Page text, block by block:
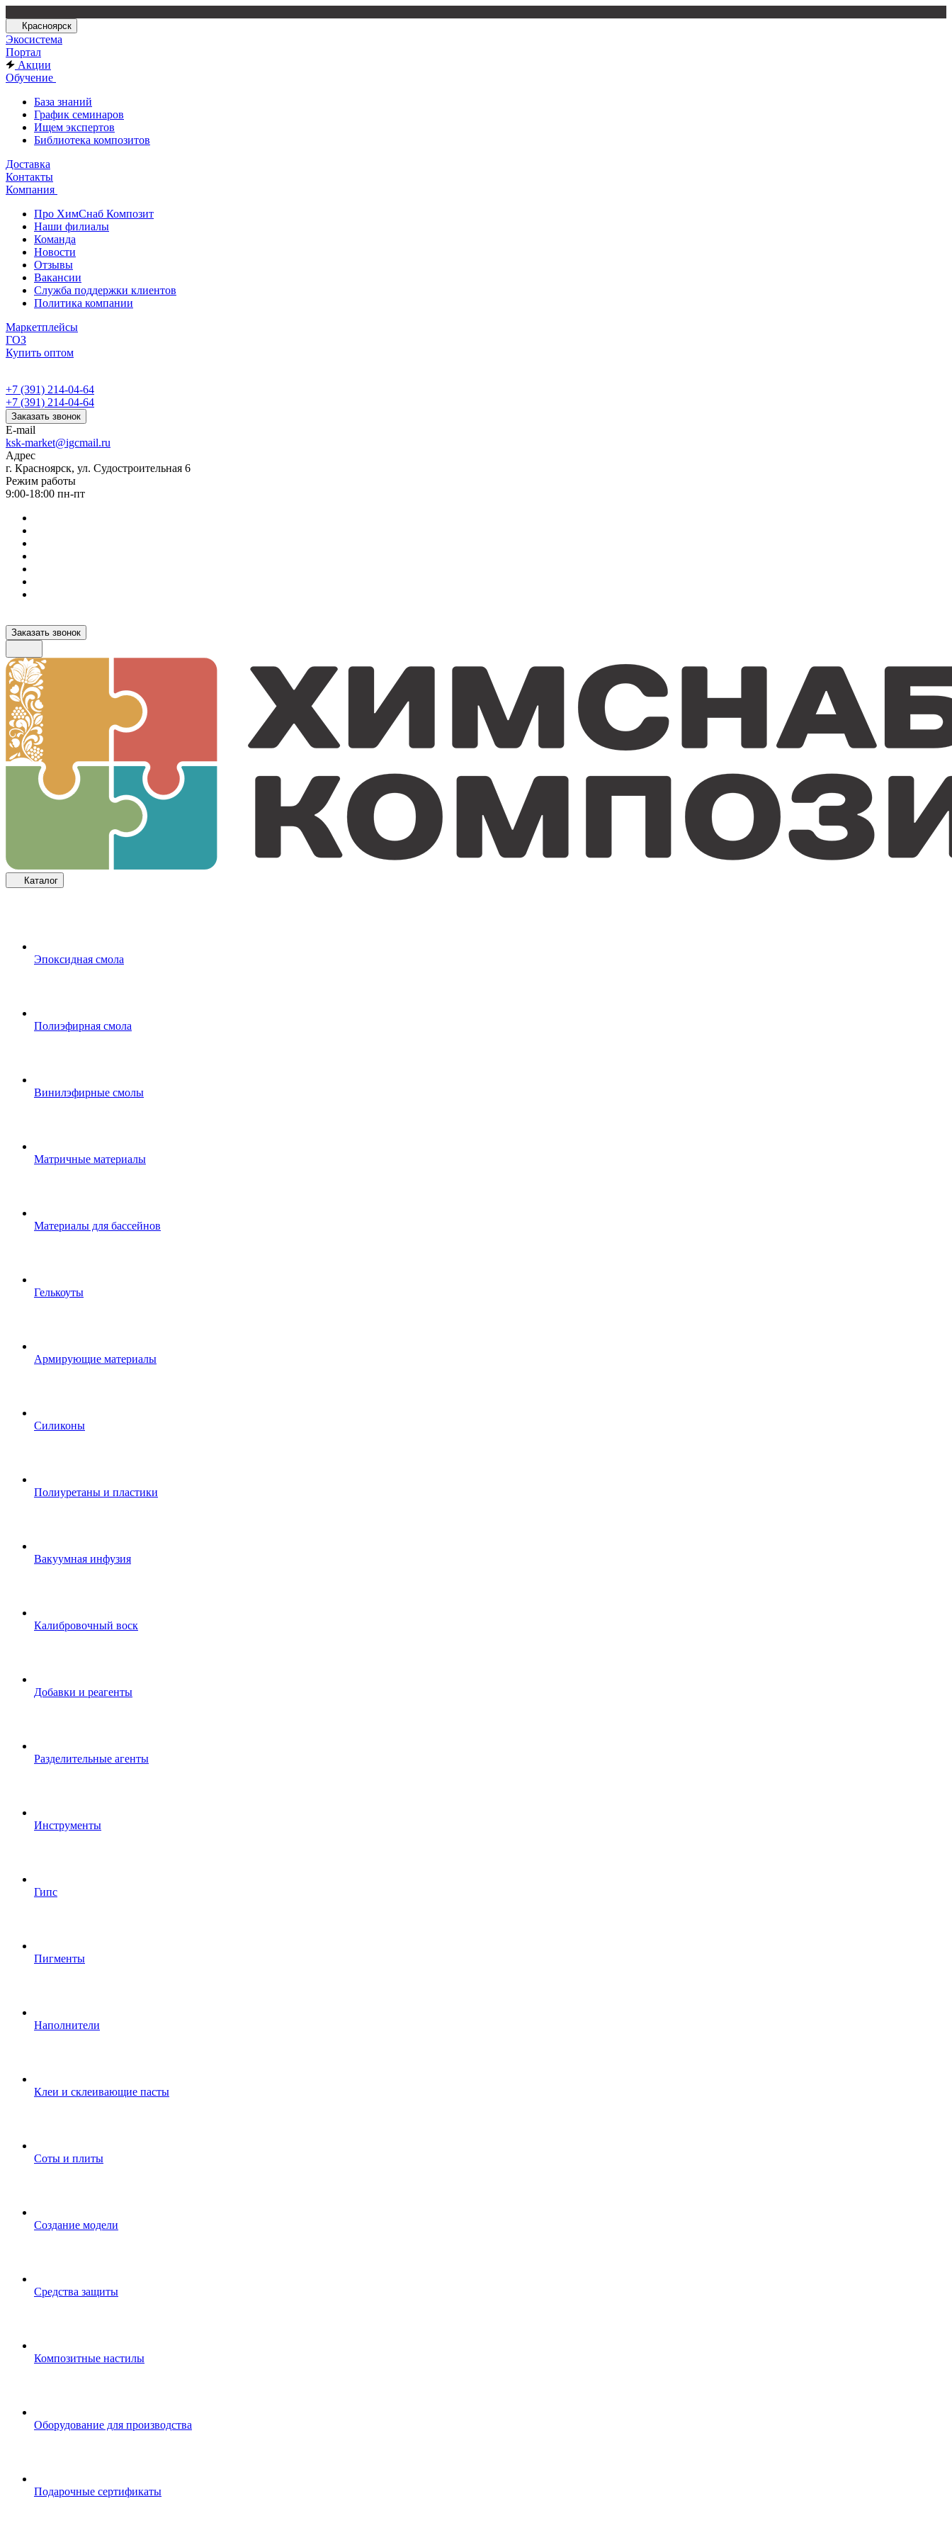
Красноярск
Экосистема
Портал
Акции
Обучение
База знаний
График семинаров
Ищем экспертов
Библиотека композитов
Доставка
Контакты
Компания
Про ХимСнаб Композит
Наши филиалы
Команда
Новости
Отзывы
Вакансии
Служба поддержки клиентов
Политика компании
Маркетплейсы
ГОЗ
Купить оптом
+7 (391) 214-04-64
+7 (391) 214-04-64
Заказать звонок
E-mail
ksk-market@igcmail.ru
Адрес
г. Красноярск, ул. Судостроительная 6
Режим работы
9:00-18:00 пн-пт
Заказать звонок
Каталог
Эпоксидная смола
Полиэфирная смола
Винилэфирные смолы
Матричные материалы
Материалы для бассейнов
Гелькоуты
Армирующие материалы
Силиконы
Полиуретаны и пластики
Вакуумная инфузия
Калибровочный воск
Добавки и реагенты
Разделительные агенты
Инструменты
Гипс
Пигменты
Наполнители
Клеи и склеивающие пасты
Соты и плиты
Создание модели
Средства защиты
Композитные настилы
Оборудование для производства
Подарочные сертификаты